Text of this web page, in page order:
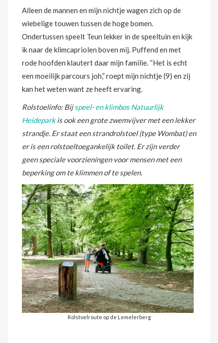
Alleen de mannen en mijn nichtje wagen zich op de
wiebelige touwen tussen de hoge bomen.
Ondertussen speelt Teun lekker in de speeltuin en kijk
ik naar de klimcapriolen boven mij. Puffend en met
rode hoofden klautert daar mijn familie. “Het is echt
een moeilijk parcours joh,” roept mijn nichtje (9) en zij
kan het weten want ze heeft ervaring.
Rolstoelinfo: Bijspeel- en klimbos Natuurlijk
Heideparkis ook een grote zwemvijver met een lekker
strandje. Er staat een strandrolstoel (type Wombat) en
er is een rolstoeltoegankelijk toilet. Er zijn verder
geen speciale voorzieningen voor mensen met een
beperking om te klimmen of te spelen.
Rolstoelroute op de Lemelerberg